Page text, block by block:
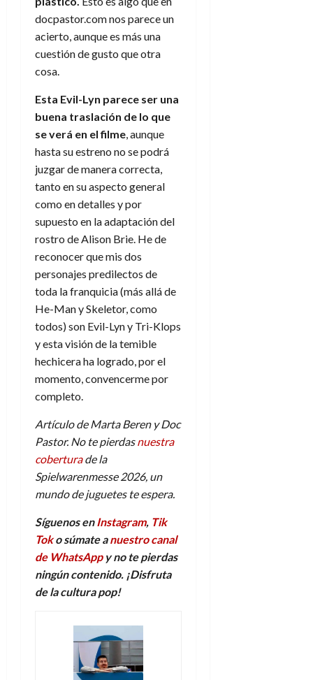
docpastor.com nos parece un
acierto, aunque es más una
cuestión de gusto que otra
cosa.
Esta Evil-Lyn parece ser una
buena traslación de lo que
se verá en el filme, aunque
hasta su estreno no se podrá
juzgar de manera correcta,
tanto en su aspecto general
como en detalles y por
supuesto en la adaptación del
rostro de Alison Brie. He de
reconocer que mis dos
personajes predilectos de
toda la franquicia (más allá de
He-Man y Skeletor, como
todos) son Evil-Lyn y Tri-Klops
y esta visión de la temible
hechicera ha logrado, por el
momento, convencerme por
completo.
Artículo de Marta Beren y Doc
Pastor. No te pierdasnuestra
coberturade la
Spielwarenmesse 2026, un
mundo de juguetes te espera.
Síguenos enInstagram, Tik
Toko súmate anuestro canal
de WhatsAppy no te pierdas
ningún contenido. ¡Disfruta
de laculturapop!